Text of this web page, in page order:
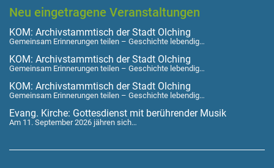
Neu eingetragene Veranstaltungen
KOM: Archivstammtisch der Stadt Olching
Gemeinsam Erinnerungen teilen – Geschichte lebendig…
KOM: Archivstammtisch der Stadt Olching
Gemeinsam Erinnerungen teilen – Geschichte lebendig…
KOM: Archivstammtisch der Stadt Olching
Gemeinsam Erinnerungen teilen – Geschichte lebendig…
Evang. Kirche: Gottesdienst mit berührender Musik
Am 11. September 2026 jähren sich…